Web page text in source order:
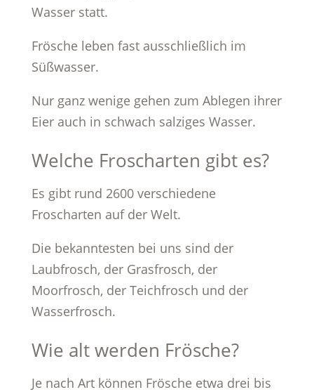
Wasser statt.
Frösche leben fast ausschließlich im
Süßwasser.
Nur ganz wenige gehen zum Ablegen ihrer
Eier auch in schwach salziges Wasser.
Welche Froscharten gibt es?
Es gibt rund 2600 verschiedene
Froscharten auf der Welt.
Die bekanntesten bei uns sind der
Laubfrosch, der Grasfrosch, der
Moorfrosch, der Teichfrosch und der
Wasserfrosch.
Wie alt werden Frösche?
Je nach Art können Frösche etwa drei bis